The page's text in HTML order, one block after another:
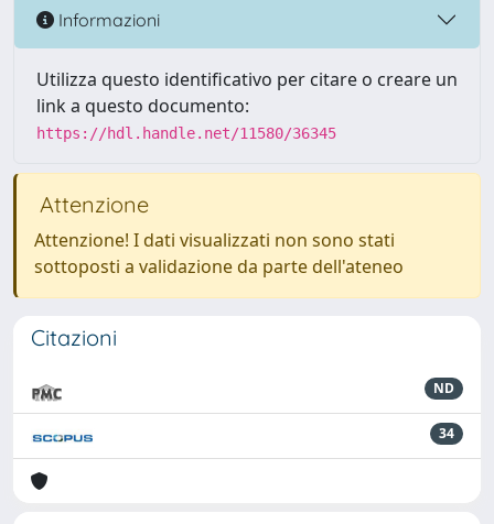
Informazioni
Utilizza questo identificativo per citare o creare un
link a questo documento:
https://hdl.handle.net/11580/36345
Attenzione
Attenzione! I dati visualizzati non sono stati
sottoposti a validazione da parte dell'ateneo
Citazioni
ND
34